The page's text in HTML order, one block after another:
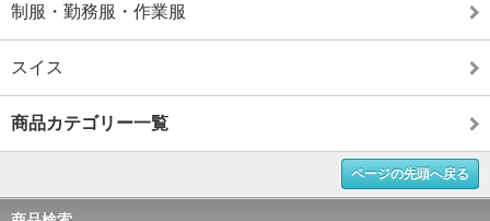
制服・勤務服・作業服
スイス
商品カテゴリー一覧
ページの先頭へ戻る